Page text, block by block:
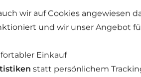
wir auf Cookies angewiesen
und wir unser Angebot
Einkauf
statt persönlichem
des Online-
auch einen
der Kunde durch Klicken
wird der Vertragstext